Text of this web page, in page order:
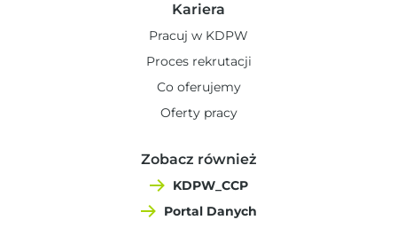
Kariera
Pracuj w KDPW
Proces rekrutacji
Co oferujemy
Oferty pracy
Zobacz również
KDPW_CCP
Portal Danych